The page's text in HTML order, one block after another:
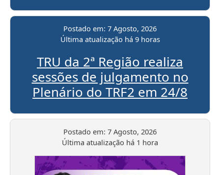
Postado em: 7 Agosto, 2026
Última atualização há 9 horas
TRU da 2ª Região realiza
sessões de julgamento no
Plenário do TRF2 em 24/8
Postado em: 7 Agosto, 2026
Última atualização há 1 hora